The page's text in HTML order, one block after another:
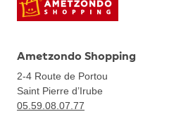
Ametzondo Shopping
2-4 Route de Portou
Saint Pierre d’Irube
05.59.08.07.77